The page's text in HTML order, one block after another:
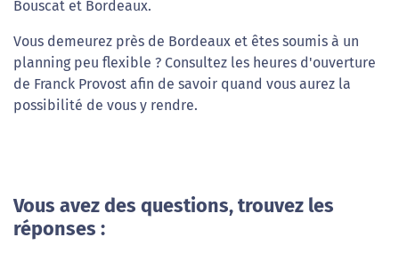
Bouscat et Bordeaux.
Vous demeurez près de Bordeaux et êtes soumis à un
planning peu flexible ? Consultez les heures d'ouverture
de Franck Provost afin de savoir quand vous aurez la
possibilité de vous y rendre.
Vous avez des questions, trouvez les
réponses :